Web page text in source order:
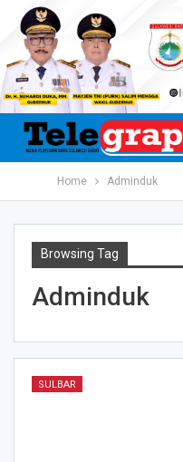
Home Adminduk
Browsing Tag
Adminduk
SULBAR